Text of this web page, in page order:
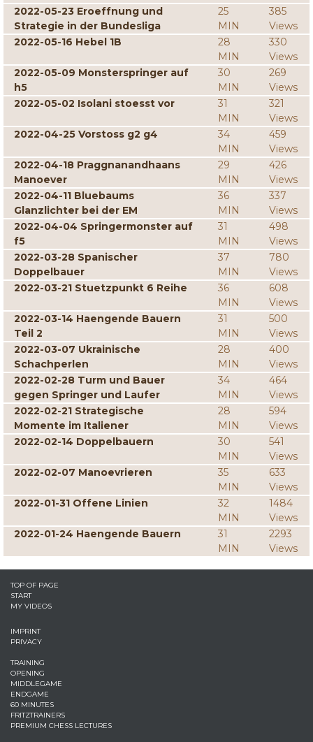
2022-05-23 Eroeffnung und
Strategie in der Bundesliga
25
MIN
385
Views
2022-05-16 Hebel 1B
28
MIN
330
Views
2022-05-09 Monsterspringer auf
h5
30
MIN
269
Views
2022-05-02 Isolani stoesst vor
31
MIN
321
Views
2022-04-25 Vorstoss g2 g4
34
MIN
459
Views
2022-04-18 Praggnanandhaans
Manoever
29
MIN
426
Views
2022-04-11 Bluebaums
Glanzlichter bei der EM
36
MIN
337
Views
2022-04-04 Springermonster auf
f5
31
MIN
498
Views
2022-03-28 Spanischer
Doppelbauer
37
MIN
780
Views
2022-03-21 Stuetzpunkt 6 Reihe
36
MIN
608
Views
2022-03-14 Haengende Bauern
Teil 2
31
MIN
500
Views
2022-03-07 Ukrainische
Schachperlen
28
MIN
400
Views
2022-02-28 Turm und Bauer
gegen Springer und Laufer
34
MIN
464
Views
2022-02-21 Strategische
Momente im Italiener
28
MIN
594
Views
2022-02-14 Doppelbauern
30
MIN
541
Views
2022-02-07 Manoevrieren
35
MIN
633
Views
2022-01-31 Offene Linien
32
MIN
1484
Views
2022-01-24 Haengende Bauern
31
MIN
2293
Views
TOP OF PAGE
START
MY VIDEOS
IMPRINT
PRIVACY
TRAINING
OPENING
MIDDLEGAME
ENDGAME
60 MINUTES
FRITZTRAINERS
PREMIUM CHESS LECTURES